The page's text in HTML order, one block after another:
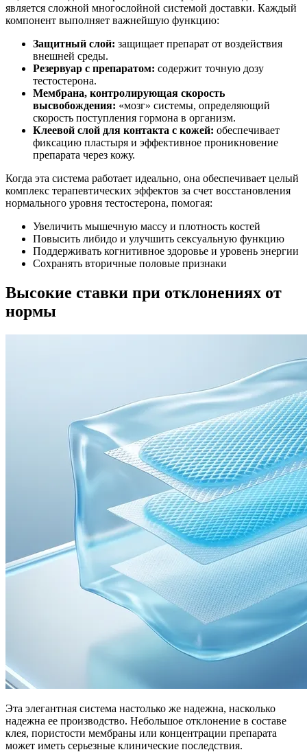
является сложной многослойной системой доставки. Каждый
компонент выполняет важнейшую функцию:
Защитный слой: защищает препарат от воздействия
внешней среды.
Резервуар с препаратом: содержит точную дозу
тестостерона.
Мембрана, контролирующая скорость
высвобождения: «мозг» системы, определяющий
скорость поступления гормона в организм.
Клеевой слой для контакта с кожей: обеспечивает
фиксацию пластыря и эффективное проникновение
препарата через кожу.
Когда эта система работает идеально, она обеспечивает целый
комплекс терапевтических эффектов за счет восстановления
нормального уровня тестостерона, помогая:
Увеличить мышечную массу и плотность костей
Повысить либидо и улучшить сексуальную функцию
Поддерживать когнитивное здоровье и уровень энергии
Сохранять вторичные половые признаки
Высокие ставки при отклонениях от
нормы
Эта элегантная система настолько же надежна, насколько
надежна ее производство. Небольшое отклонение в составе
клея, пористости мембраны или концентрации препарата
может иметь серьезные клинические последствия.